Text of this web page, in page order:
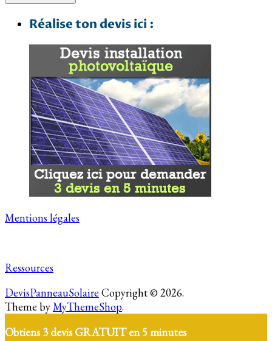
Réalise ton devis ici :
Mentions légales
Ressources
DevisPanneauSolaire Copyright © 2026.
Theme byMyThemeShop.
Obtiens 3 devis GRATUIT en 5 minutes